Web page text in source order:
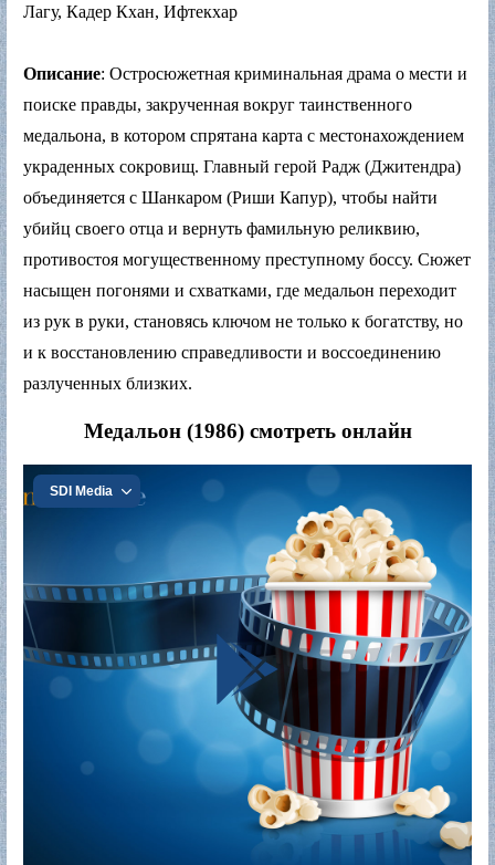
Лагу, Кадер Кхан, Ифтекхар
Описание: Остросюжетная криминальная драма о мести и
поиске правды, закрученная вокруг таинственного
медальона, в котором спрятана карта с местонахождением
украденных сокровищ. Главный герой Радж (Джитендра)
объединяется с Шанкаром (Риши Капур), чтобы найти
убийц своего отца и вернуть фамильную реликвию,
противостоя могущественному преступному боссу. Сюжет
насыщен погонями и схватками, где медальон переходит
из рук в руки, становясь ключом не только к богатству, но
и к восстановлению справедливости и воссоединению
разлученных близких.
Медальон (1986) смотреть онлайн